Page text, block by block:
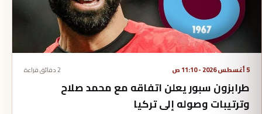
5 أغسطس 2026 - 11:10 ص 2 دقائق قراءة
طرابزون سبور يعلن اتفاقه مع محمد صلاح
وترتيبات وصوله إلى تركيا